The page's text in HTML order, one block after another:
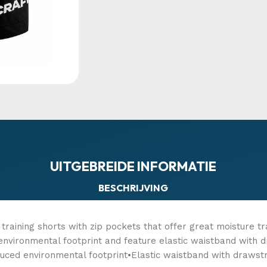
UITGEBREIDE INFORMATIE
BESCHRIJVING
shorts with zip pockets that offer great moisture
footprint and feature elastic waistband with
environmental footprint•Elastic waistband with